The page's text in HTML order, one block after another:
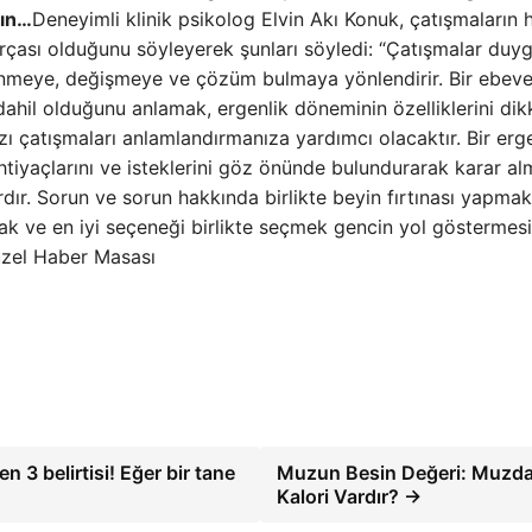
Deneyimli klinik psikolog Elvin Akı Konuk, çatışmaların
olduğunu söyleyerek şunları söyledi: “Çatışmalar
değişmeye ve çözüm bulmaya yönlendirir. Bir
olduğunu anlamak, ergenlik döneminin özelliklerini
anlamlandırmanıza yardımcı olacaktır. Bir
ve isteklerini göz önünde bulundurarak karar
Sorun ve sorun hakkında birlikte beyin fırtınası
ve en iyi seçeneği birlikte seçmek gencin yol
Haber Masası
3 belirtisi! Eğer bir tane
Muzun Besin Değeri:
Kalori Vardır? →